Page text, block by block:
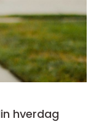
hverdag